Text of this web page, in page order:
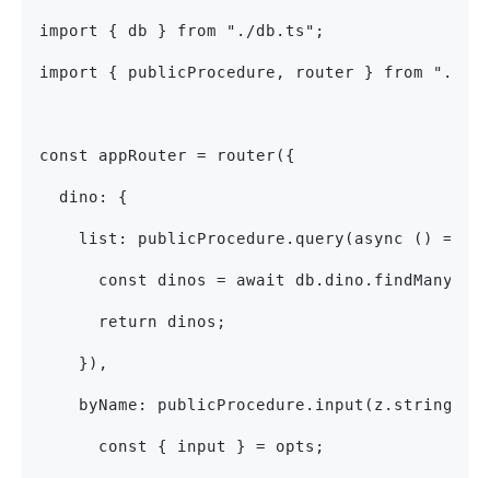
import { db } from "./db.ts";
import { publicProcedure, router } from "./
const appRouter = router({
  dino: {
    list: publicProcedure.query(async () => {
      const dinos = await db.dino.findMany();
      return dinos;
    }),
byName:
      const { input } = opts;